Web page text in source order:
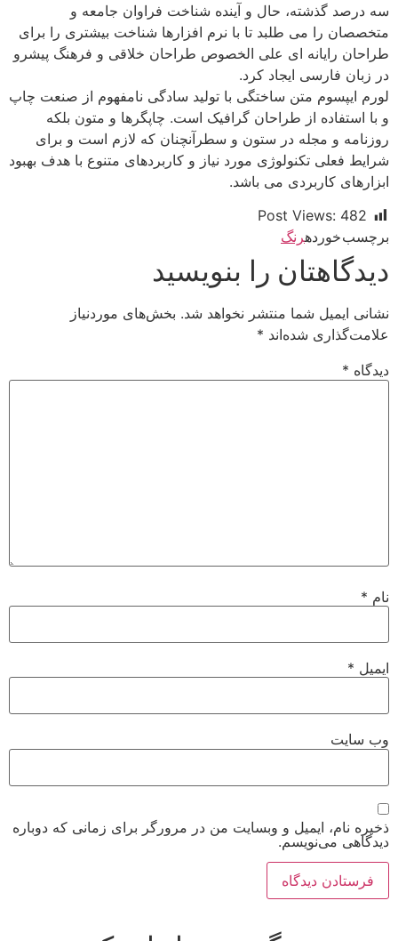
سه درصد گذشته، حال و آینده شناخت فراوان جامعه و
متخصصان را می طلبد تا با نرم افزارها شناخت بیشتری را برای
طراحان رایانه ای علی الخصوص طراحان خلاقی و فرهنگ پیشرو
در زبان فارسی ایجاد کرد.
لورم ایپسوم متن ساختگی با تولید سادگی نامفهوم از صنعت چاپ
و با استفاده از طراحان گرافیک است. چاپگرها و متون بلکه
روزنامه و مجله در ستون و سطرآنچنان که لازم است و برای
شرایط فعلی تکنولوژی مورد نیاز و کاربردهای متنوع با هدف بهبود
ابزارهای کاربردی می باشد.
Post Views: 482
برچسب خوردهرنگ
دیدگاهتان را بنویسید
نشانی ایمیل شما منتشر نخواهد شد. بخش‌های موردنیاز
علامت‌گذاری شده‌اند *
دیدگاه *
نام *
ایمیل *
وب‌ سایت
ذخیره نام، ایمیل و وبسایت من در مرورگر برای زمانی که دوباره
دیدگاهی می‌نویسم.